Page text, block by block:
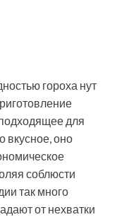
гороха нут
для
вкусное, оно
соблюсти
так много
от нехватки